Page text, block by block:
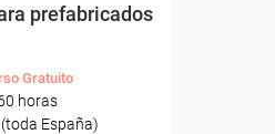
prefabricados
Gratuito
horas
España)